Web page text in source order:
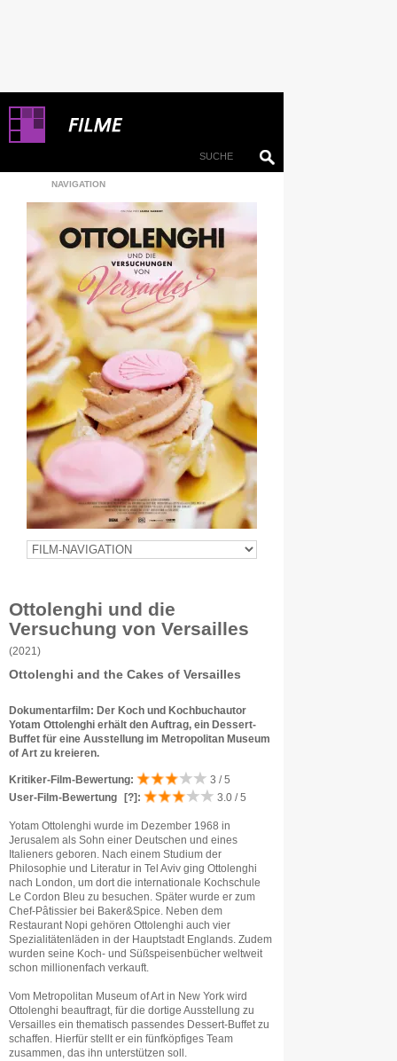
NAVIGATION
Ottolenghi und die
Versuchung von Versailles
(2021)
Ottolenghi and the Cakes of Versailles
Dokumentarfilm: Der Koch und Kochbuchautor
Yotam Ottolenghi erhält den Auftrag, ein Dessert-
Buffet für eine Ausstellung im Metropolitan Museum
of Art zu kreieren.
Kritiker-Film-Bewertung:
3 / 5
User-Film-Bewertung
[?] : 3.0 / 5
Yotam Ottolenghi wurde im Dezember 1968 in
Jerusalem als Sohn einer Deutschen und eines
Italieners geboren. Nach einem Studium der
Philosophie und Literatur in Tel Aviv ging Ottolenghi
nach London, um dort die internationale Kochschule
Le Cordon Bleu zu besuchen. Später wurde er zum
Chef-Pâtissier bei Baker&Spice. Neben dem
Restaurant Nopi gehören Ottolenghi auch vier
Spezialitätenläden in der Hauptstadt Englands. Zudem
wurden seine Koch- und Süßspeisenbücher weltweit
schon millionenfach verkauft.
Vom Metropolitan Museum of Art in New York wird
Ottolenghi beauftragt, für die dortige Ausstellung zu
Versailles ein thematisch passendes Dessert-Buffet zu
schaffen. Hierfür stellt er ein fünfköpfiges Team
zusammen, das ihn unterstützen soll.